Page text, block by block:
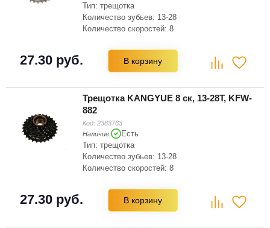
Тип: трещотка
Количество зубьев: 13-28
Количество скоростей: 8
27.30 руб. В корзину
Трещотка KANGYUE 8 ск, 13-28Т, KFW-
882
Код: 2383763
Наличие:
Есть
Тип: трещотка
Количество зубьев: 13-28
Количество скоростей: 8
27.30 руб. В корзину